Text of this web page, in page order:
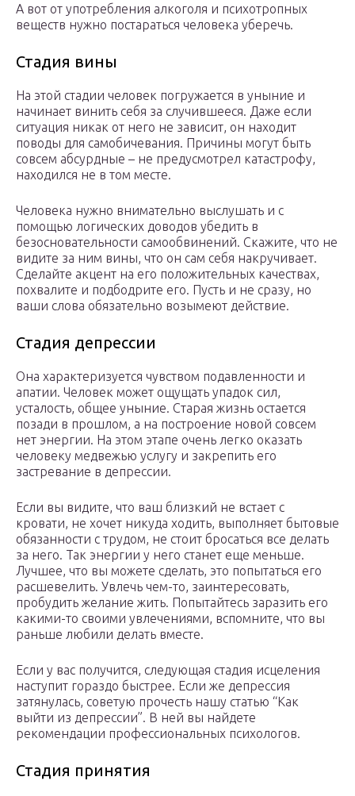
А вот от употребления алкоголя и психотропных
веществ нужно постараться человека уберечь.
Стадия вины
На этой стадии человек погружается в уныние и
начинает винить себя за случившееся. Даже если
ситуация никак от него не зависит, он находит
поводы для самобичевания. Причины могут быть
совсем абсурдные – не предусмотрел катастрофу,
находился не в том месте.
Человека нужно внимательно выслушать и с
помощью логических доводов убедить в
безосновательности самообвинений. Скажите, что не
видите за ним вины, что он сам себя накручивает.
Сделайте акцент на его положительных качествах,
похвалите и подбодрите его. Пусть и не сразу, но
ваши слова обязательно возымеют действие.
Стадия депрессии
Она характеризуется чувством подавленности и
апатии. Человек может ощущать упадок сил,
усталость, общее уныние. Старая жизнь остается
позади в прошлом, а на построение новой совсем
нет энергии. На этом этапе очень легко оказать
человеку медвежью услугу и закрепить его
застревание в депрессии.
Если вы видите, что ваш близкий не встает с
кровати, не хочет никуда ходить, выполняет бытовые
обязанности с трудом, не стоит бросаться все делать
за него. Так энергии у него станет еще меньше.
Лучшее, что вы можете сделать, это попытаться его
расшевелить. Увлечь чем-то, заинтересовать,
пробудить желание жить. Попытайтесь заразить его
какими-то своими увлечениями, вспомните, что вы
раньше любили делать вместе.
Если у вас получится, следующая стадия исцеления
наступит гораздо быстрее. Если же депрессия
затянулась, советую прочесть нашу статью “Как
выйти из депрессии”. В ней вы найдете
рекомендации профессиональных психологов.
Стадия принятия